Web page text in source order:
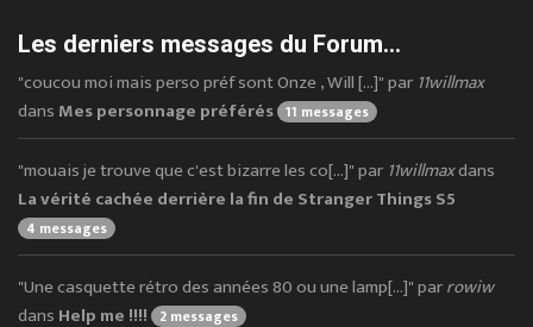
Les derniers messages du Forum...
"coucou moi mais perso préf sont Onze , Will [...]" par 11willmax
dans Mes personnage préférés 11 messages
"mouais je trouve que c'est bizarre les co[...]" par 11willmaxdans
La vérité cachée derrière la fin de Stranger Things S5
4 messages
"Une casquette rétro des années 80 ou une lamp[...]" parrowiw
dans Help me !!!! 2 messages